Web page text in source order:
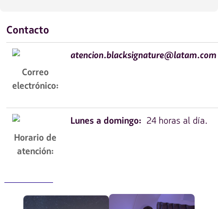
Contacto
Correo
electrónico:
atencion.blacksignature@latam.com
Horario de
atención:
Lunes a domingo: 24 horas al día.